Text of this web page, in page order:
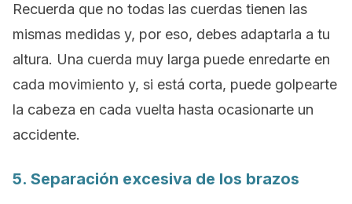
Recuerda que no todas las cuerdas tienen las
mismas medidas y, por eso, debes adaptarla a tu
altura. Una cuerda muy larga puede enredarte en
cada movimiento y, si está corta, puede golpearte
la cabeza en cada vuelta hasta ocasionarte un
accidente.
5. Separación excesiva de los brazos